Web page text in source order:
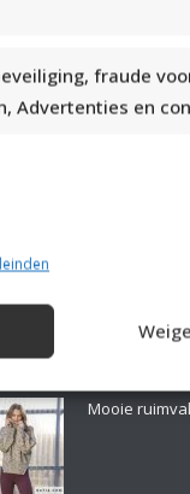
fraude
Advertenties en
MOOIE DIKGESTREEPTE SOKKEN BREIEN VAN DURABLE GAREN
PATRONEN:
Mooie